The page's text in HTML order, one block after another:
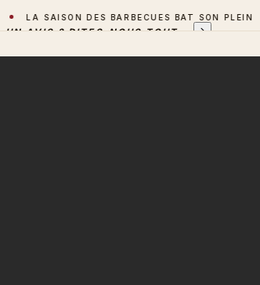
LA SAISON DES BARBECUES BAT SON PLEIN
UN AVIS ? DITES-NOUS TOUT →